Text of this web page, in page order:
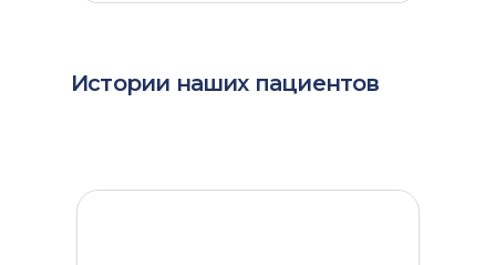
Истории наших пациентов